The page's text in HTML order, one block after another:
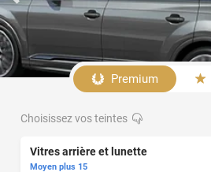
Premium
Choisissez vos teintes
Vitres arrière et lunette
Moyen plus 15
avant
Sélectionnez votre carrosserie
Afficher
le
produit
Votre
de
voiture